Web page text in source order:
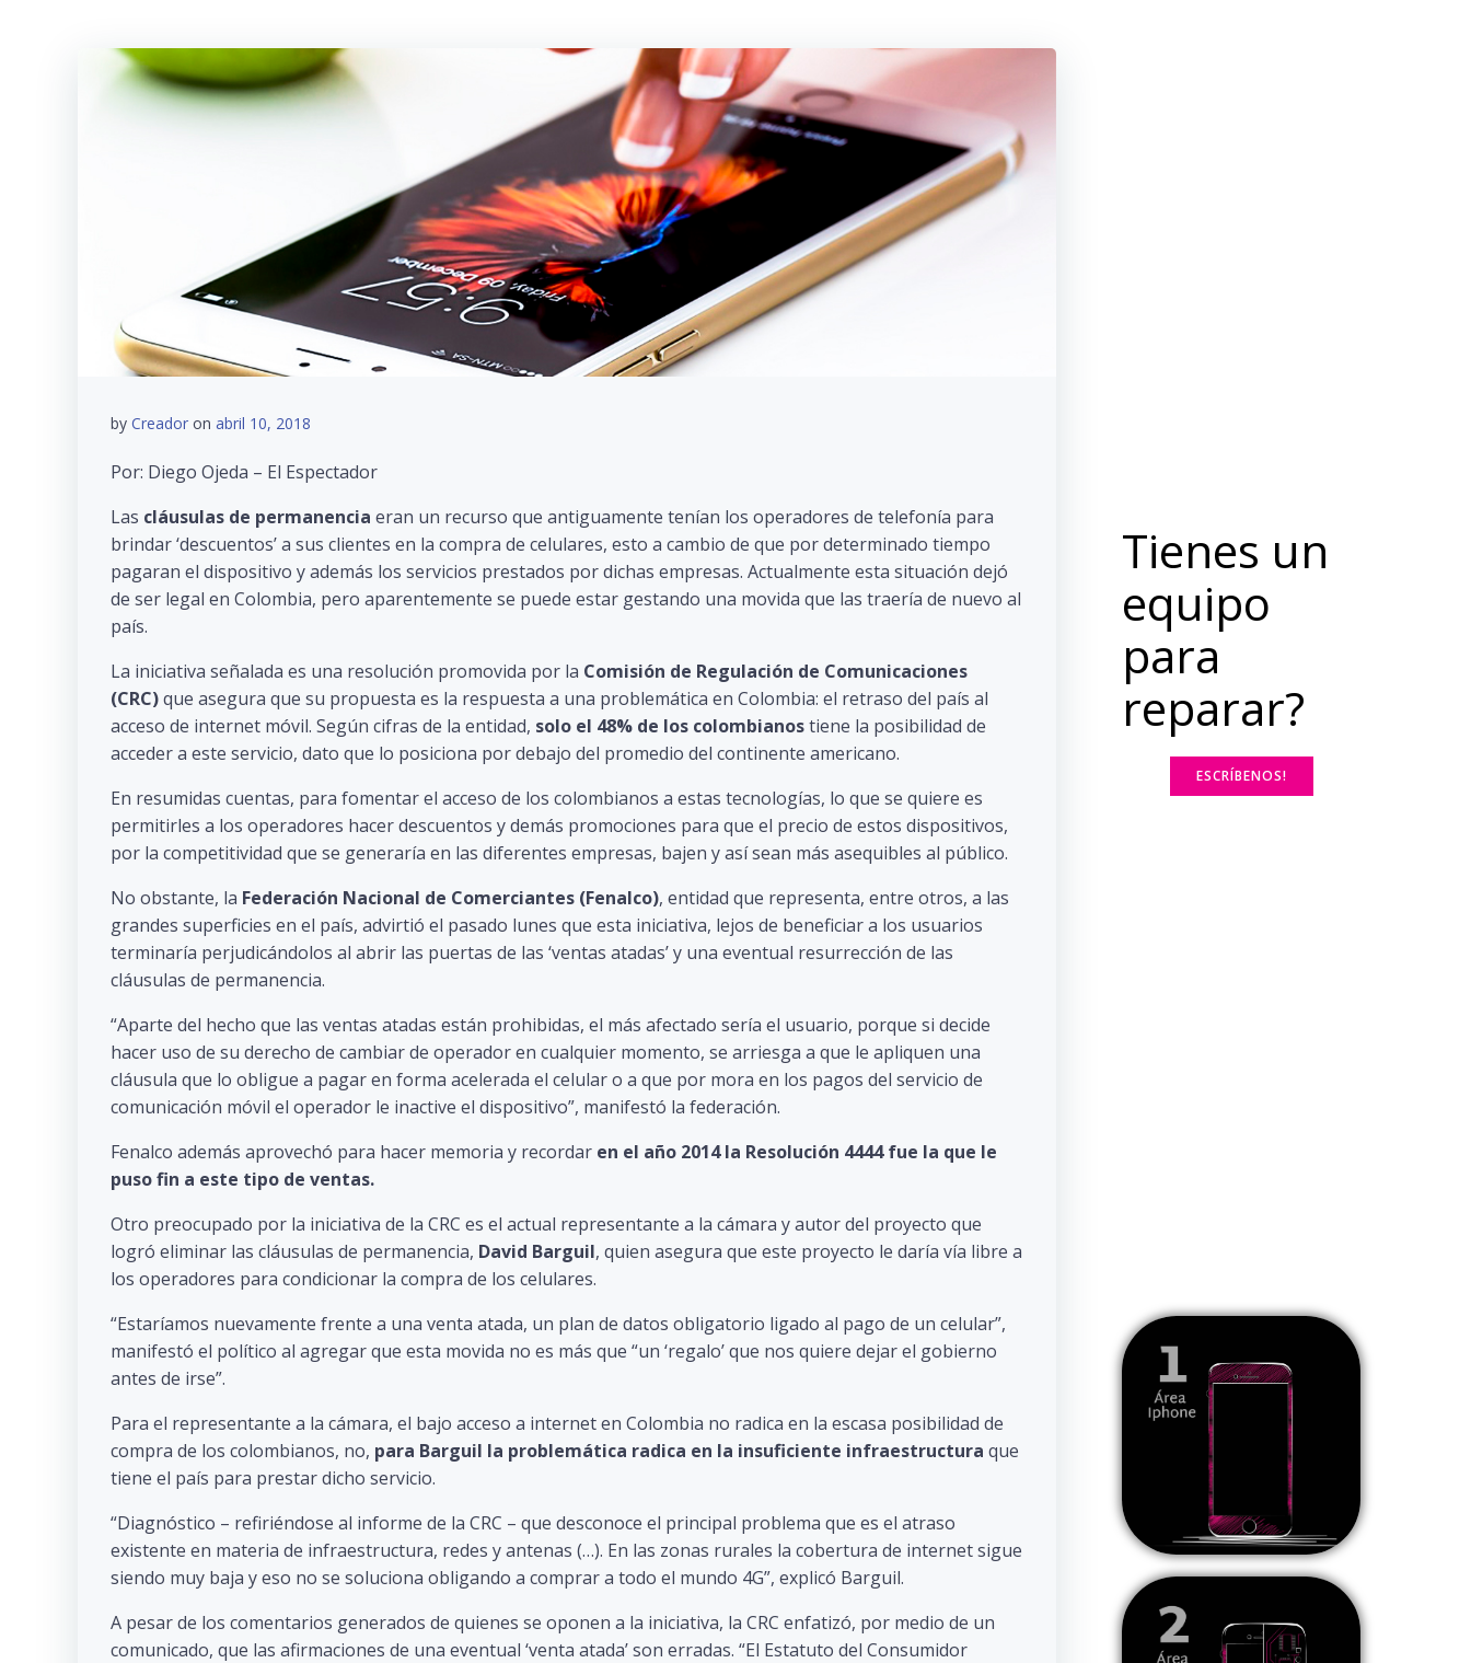
by Creador on abril 10, 2018
Por: Diego Ojeda – El Espectador
Las cláusulas de permanencia eran un recurso que antiguamente tenían los operadores de telefonía para
brindar ‘descuentos’ a sus clientes en la compra de celulares, esto a cambio de que por determinado tiempo
pagaran el dispositivo y además los servicios prestados por dichas empresas. Actualmente esta situación dejó
de ser legal en Colombia, pero aparentemente se puede estar gestando una movida que las traería de nuevo al
país.
La iniciativa señalada es una resolución promovida por la Comisión de Regulación de Comunicaciones
(CRC)que asegura que su propuesta es la respuesta a una problemática en Colombia: el retraso del país al
acceso de internet móvil. Según cifras de la entidad, solo el 48% de los colombianostiene la posibilidad de
acceder a este servicio, dato que lo posiciona por debajo del promedio del continente americano.
En resumidas cuentas, para fomentar el acceso de los colombianos a estas tecnologías, lo que se quiere es
permitirles a los operadores hacer descuentos y demás promociones para que el precio de estos dispositivos,
por la competitividad que se generaría en las diferentes empresas, bajen y así sean más asequibles al público.
No obstante, la Federación Nacional de Comerciantes (Fenalco), entidad que representa, entre otros, a las
grandes superficies en el país, advirtió el pasado lunes que esta iniciativa, lejos de beneficiar a los usuarios
terminaría perjudicándolos al abrir las puertas de las ‘ventas atadas’ y una eventual resurrección de las
cláusulas de permanencia.
“Aparte del hecho que las ventas atadas están prohibidas, el más afectado sería el usuario, porque si decide
hacer uso de su derecho de cambiar de operador en cualquier momento, se arriesga a que le apliquen una
cláusula que lo obligue a pagar en forma acelerada el celular o a que por mora en los pagos del servicio de
comunicación móvil el operador le inactive el dispositivo”, manifestó la federación.
Fenalco además aprovechó para hacer memoria y recordar en el año 2014 la Resolución 4444 fue la que le
puso fin a este tipo de ventas.
Otro preocupado por la iniciativa de la CRC es el actual representante a la cámara y autor del proyecto que
logró eliminar las cláusulas de permanencia, David Barguil, quien asegura que este proyecto le daría vía libre a
los operadores para condicionar la compra de los celulares.
“Estaríamos nuevamente frente a una venta atada, un plan de datos obligatorio ligado al pago de un celular”,
manifestó el político al agregar que esta movida no es más que “un ‘regalo’ que nos quiere dejar el gobierno
antes de irse”.
Para el representante a la cámara, el bajo acceso a internet en Colombia no radica en la escasa posibilidad de
compra de los colombianos, no, para Barguil la problemática radica en la insuficiente infraestructura que
tiene el país para prestar dicho servicio.
“Diagnóstico – refiriéndose al informe de la CRC – que desconoce el principal problema que es el atraso
existente en materia de infraestructura, redes y antenas (…). En las zonas rurales la cobertura de internet sigue
siendo muy baja y eso no se soluciona obligando a comprar a todo el mundo 4G”, explicó Barguil.
A pesar de los comentarios generados de quienes se oponen a la iniciativa, la CRC enfatizó, por medio de un
comunicado, que las afirmaciones de una eventual ‘venta atada’ son erradas. “El Estatuto del Consumidor
Tienes un
equipo
para
reparar?
ESCRÍBENOS!